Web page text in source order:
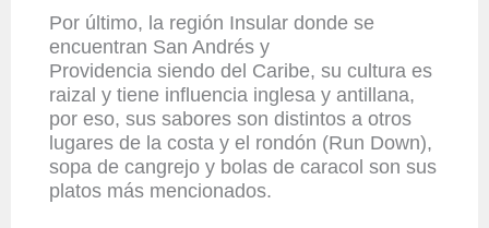
Por último, la región Insular donde se
encuentran San Andrés y
Providencia siendo del Caribe, su cultura es
raizal y tiene influencia inglesa y antillana,
por eso, sus sabores son distintos a otros
lugares de la costa y el rondón (Run Down),
sopa de cangrejo y bolas de caracol son sus
platos más mencionados.